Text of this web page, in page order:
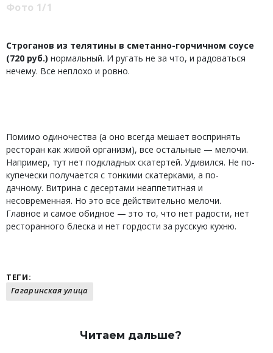
Фото 1/1
Строганов из телятины в сметанно-горчичном соусе
(720 руб.) нормальный. И ругать не за что, и радоваться
нечему. Все неплохо и ровно.
Помимо одиночества (а оно всегда мешает воспринять
ресторан как живой организм), все остальные — мелочи.
Например, тут нет подкладных скатертей. Удивился. Не по-
купечески получается с тонкими скатерками, а по-
дачному. Витрина с десертами неаппетитная и
несовременная. Но это все действительно мелочи.
Главное и самое обидное — это то, что нет радости, нет
ресторанного блеска и нет гордости за русскую кухню.
ТЕГИ:
Гагаринская улица
Читаем дальше?